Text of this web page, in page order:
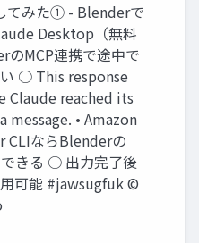
てみた① - Blenderで
Desktop（無料
のMCP連携で途中で
○ This response
Claude reached its
message. • Amazon
CLIならBlenderの
きる ○ 出力完了後
可能 #jawsugfuk ©